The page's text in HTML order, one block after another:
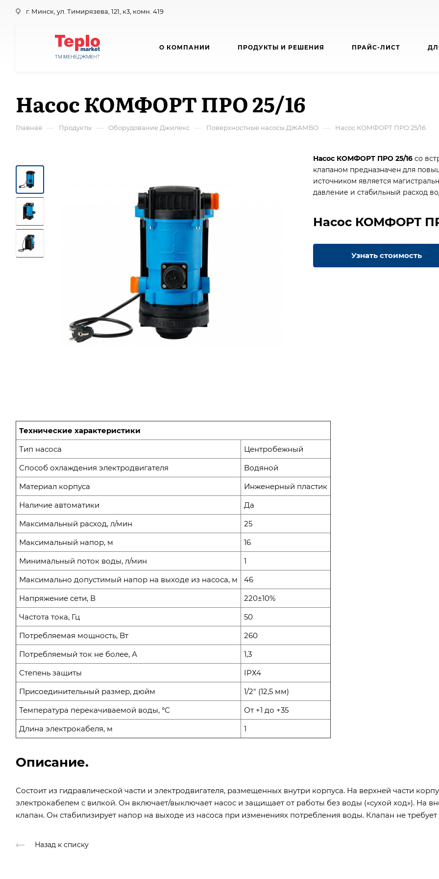
г. Минск, ул. Тимирязева, 121, к3, комн. 419
О КОМПАНИИ ПРОДУКТЫ И РЕШЕНИЯ ПРАЙС-ЛИСТ
Насос КОМФОРТ ПРО 25/16
Главная — Продукты — Оборудование Джилекс — Поверхностные насосы ДЖАМБО — Насос КОМФОРТ ПРО 25/16
Насос КОМФОРТ ПРО 25/16 со
клапаном предназначен для
источником является
давление и стабильный расход
Насос КОМФОРТ
Узнать стоимость
Технические характеристики
Тип насоса
Центробежный
Способ охлаждения электродвигателя
Водяной
Материал корпуса
Инженерный пластик
Наличие автоматики
Да
Максимальный расход, л/мин
25
Максимальный напор, м
16
Минимальный поток воды, л/мин
1
Максимально допустимый напор на выходе из насоса, м
46
Напряжение сети, В
220±10%
Частота тока, Гц
50
Потребляемая мощность, Вт
260
Потребляемый ток не более, А
1,3
Степень защиты
IPХ4
Присоединительный размер, дюйм
1/2" (12,5 мм)
Температура перекачиваемой воды, °С
От +1 до +35
Длина электрокабеля, м
1
Описание.
Состоит из гидравлической части и электродвигателя, размещенных внутри корпуса. На верхней части
электрокабелем с вилкой. Он включает/выключает насос и защищает от работы без воды («сухой ход»). На
клапан. Он стабилизирует напор на выходе из насоса при изменениях потребления воды. Клапан не
Назад к списку